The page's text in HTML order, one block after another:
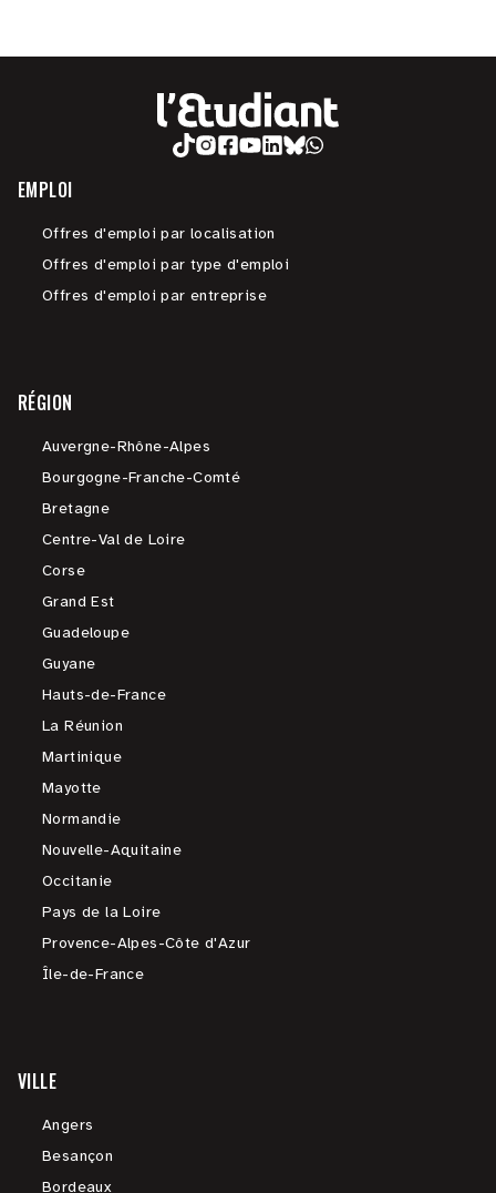
EMPLOI
Offres d'emploi par localisation
Offres d'emploi par type d'emploi
Offres d'emploi par entreprise
RÉGION
Auvergne-Rhône-Alpes
Bourgogne-Franche-Comté
Bretagne
Centre-Val de Loire
Corse
Grand Est
Guadeloupe
Guyane
Hauts-de-France
La Réunion
Martinique
Mayotte
Normandie
Nouvelle-Aquitaine
Occitanie
Pays de la Loire
Provence-Alpes-Côte d'Azur
Île-de-France
VILLE
Angers
Besançon
Bordeaux